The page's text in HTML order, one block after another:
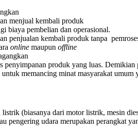
menjual kembali produk
biaya pembelian dan operasional.
penjualan kembali produk tanpa
online maupun offline
penyimpanan produk yang luas.
memancing minat masyarakat umum
(biasanya dari motor listrik, mesin
pengering udara merupakan perangkat